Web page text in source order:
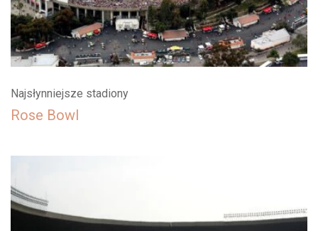
Najsłynniejsze stadiony
Rose Bowl